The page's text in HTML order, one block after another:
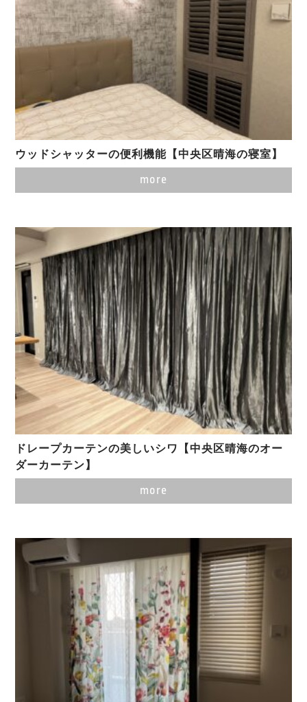
ウッドシャッターの便利機能【中央区晴海の寝室】
more
ドレープカーテンの美しいシワ【中央区晴海のオー
ダーカーテン】
more